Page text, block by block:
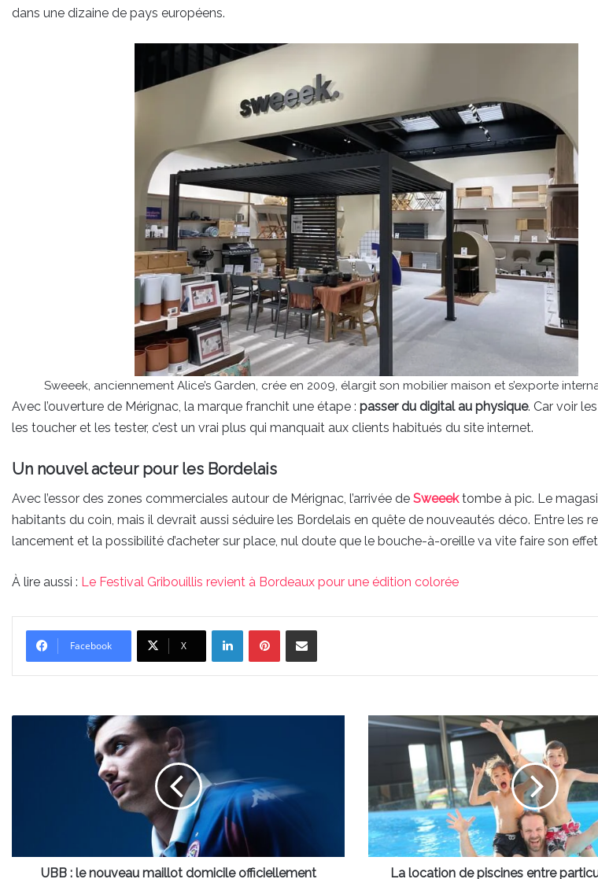
dans une dizaine de pays européens.
Sweeek, anciennement Alice’s Garden, crée en 2009, élargit son mobilier maison et s’exporte
Avec l’ouverture de Mérignac, la marque franchit une étape : passer du digital au physique. Car voir
les toucher et les tester, c’est un vrai plus qui manquait aux clients habitués du site internet.
Un nouvel acteur pour les Bordelais
Avec l’essor des zones commerciales autour de Mérignac, l’arrivée de Sweeektombe à pic. Le
habitants du coin, mais il devrait aussi séduire les Bordelais en quête de nouveautés déco. Entre les
lancement et la possibilité d’acheter sur place, nul doute que le bouche-à-oreille va vite faire son
À lire aussi : Le Festival Gribouillis revient à Bordeaux pour une édition colorée
Facebook X
LinkedinPinterestPartager par email
et
UBB : le nouveau maillot domicile officiellement
La
entre
particuliers
séduit
de
plus
La location de piscines entre